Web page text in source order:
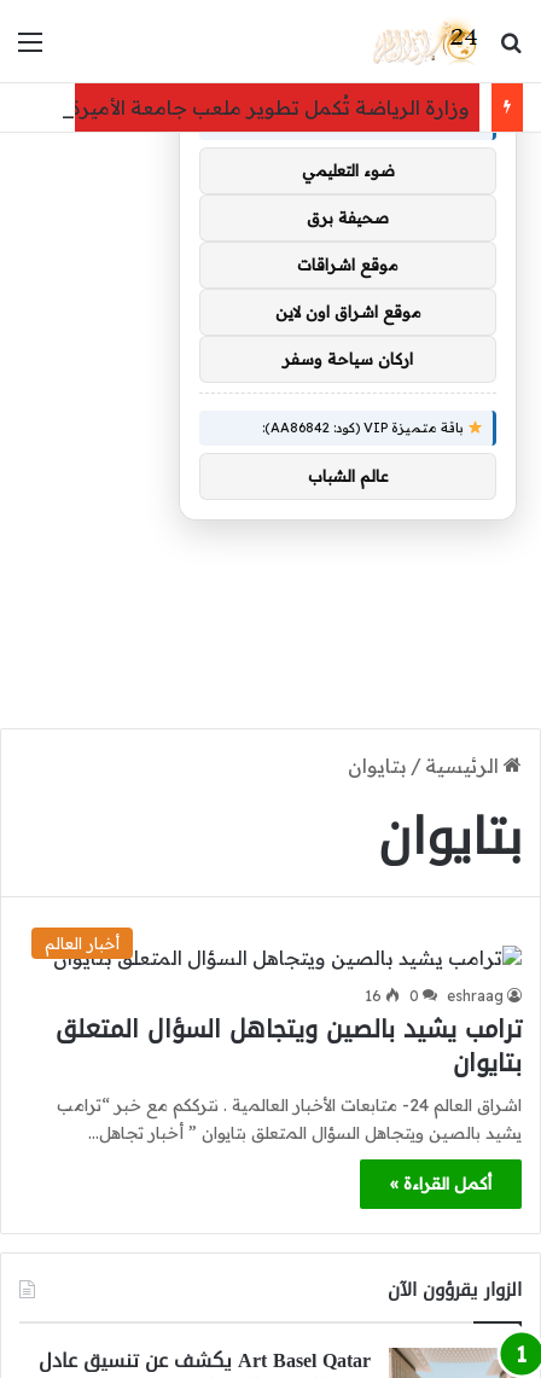
بحث عن
وزارة الرياضة تُكمل تطوير ملعب جامعة الأميرة نورة استعداداً لكأس
الرئيسية / بتايوان
بتايوان
أخبار العالم
eshraag
0
16
ترامب يشيد بالصين ويتجاهل السؤال المتعلق
بتايوان
اشراق العالم 24- متابعات الأخبار العالمية . نترككم مع خبر “ترامب
يشيد بالصين ويتجاهل السؤال المتعلق بتايوان ” أخبار تجاهل…
أكمل القراءة »
الزوار يقرؤون الآن
Art Basel Qatar يكشف عن تنسيق عادل
توصيات :
باقة متميزة VIP (كود: AA35872):
ضوء التعليمي
صحيفة برق
موقع اشراقات
موقع اشراق اون لاين
اركان سياحة وسفر
باقة متميزة VIP (كود: AA86842):
عالم الشباب